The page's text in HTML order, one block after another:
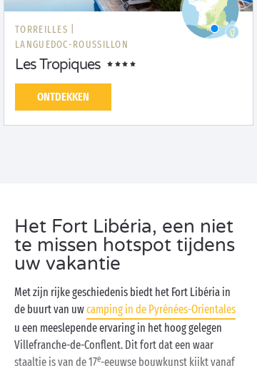
TORREILLES |
LANGUEDOC-ROUSSILLON
Les Tropiques
ONTDEKKEN
Het Fort Libéria, een niet
te missen hotspot tijdens
uw vakantie
Met zijn rijke geschiedenis biedt het Fort Libéria in
de buurt van uwcamping in de Pyrénées-Orientales
u een meeslepende ervaring in het hoog gelegen
Villefranche-de-Conflent. Dit fort dat een waar
staaltje is van de 17e-eeuwse bouwkunst kijkt vanaf